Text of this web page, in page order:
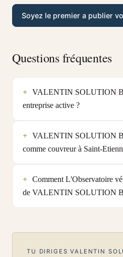
Soyez le premier a publier
Questions fréquentes
VALENTIN SOLUTION
entreprise active ?
VALENTIN SOLUTION
comme couvreur à Saint-
Comment L'Observatoire
de VALENTIN SOLUTION
TU DIRIGES VALENTIN